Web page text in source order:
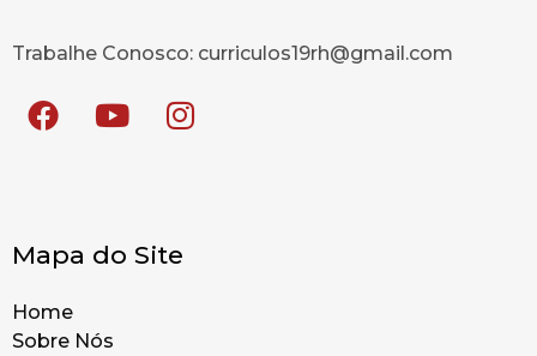
Trabalhe Conosco: curriculos19rh@gmail.com
Mapa do Site
Home
Sobre Nós